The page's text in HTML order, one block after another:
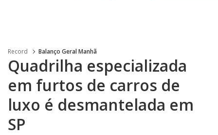
Record Balanço Geral Manhã
Quadrilha especializada
em furtos de carros de
luxo é desmantelada em
SP